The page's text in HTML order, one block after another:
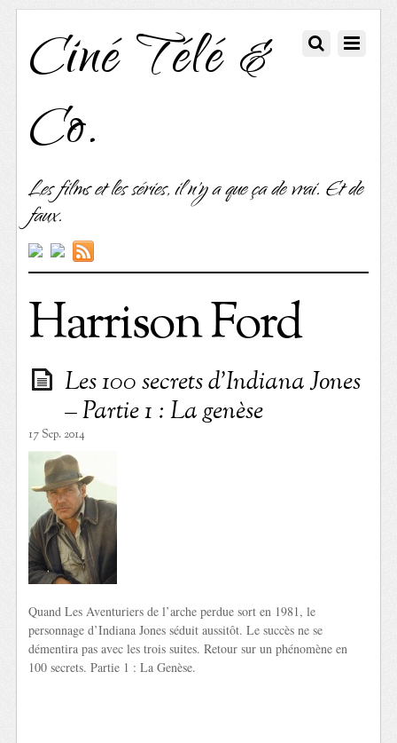
Ciné Télé &
Co.
Les films et les séries, il n'y a que ça de vrai. Et de
faux.
Harrison Ford
Les 100 secrets d’Indiana Jones
– Partie 1 : La genèse
17 Sep. 2014
Quand Les Aventuriers de l’arche perdue sort en 1981, le
personnage d’Indiana Jones séduit aussitôt. Le succès ne se
démentira pas avec les trois suites. Retour sur un phénomène en
100 secrets. Partie 1 : La Genèse.